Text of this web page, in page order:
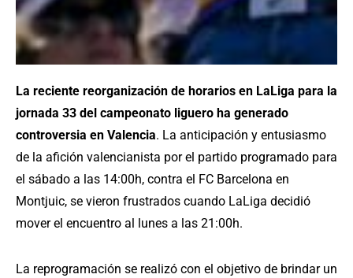
La reciente reorganización de horarios en LaLiga para la
jornada 33 del campeonato liguero ha generado
controversia en Valencia. La anticipación y entusiasmo
de la afición valencianista por el partido programado para
el sábado a las 14:00h, contra el FC Barcelona en
Montjuic, se vieron frustrados cuando LaLiga decidió
mover el encuentro al lunes a las 21:00h.
La reprogramación se realizó con el objetivo de brindar un